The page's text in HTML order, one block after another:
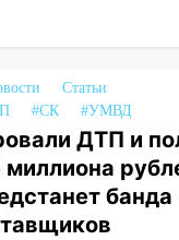
на
площадках
Валерия
выиграла два
сборной
Статьи
#СК #УМВД
ДТП и
миллиона
банда